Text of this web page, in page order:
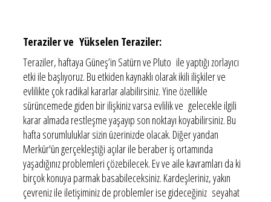
Teraziler ve Yükselen Teraziler:
Teraziler, haftaya Güneş’in Satürn ve Pluto ile yaptığı zorlayıcı
etki ile başlıyoruz. Bu etkiden kaynaklı olarak ikili ilişkiler ve
evlilikte çok radikal kararlar alabilirsiniz. Yine özellikle
sürüncemede giden bir ilişkiniz varsa evlilik ve gelecekle ilgili
karar almada restleşme yaşayıp son noktayı koyabilirsiniz. Bu
hafta sorumluluklar sizin üzerinizde olacak. Diğer yandan
Merkür'ün gerçekleştiği açılar ile beraber iş ortamında
yaşadığınız problemleri çözebilecek. Ev ve aile kavramları da ki
birçok konuya parmak basabileceksiniz. Kardeşleriniz, yakın
çevreniz ile iletişiminiz de problemler ise gideceğiniz seyahat